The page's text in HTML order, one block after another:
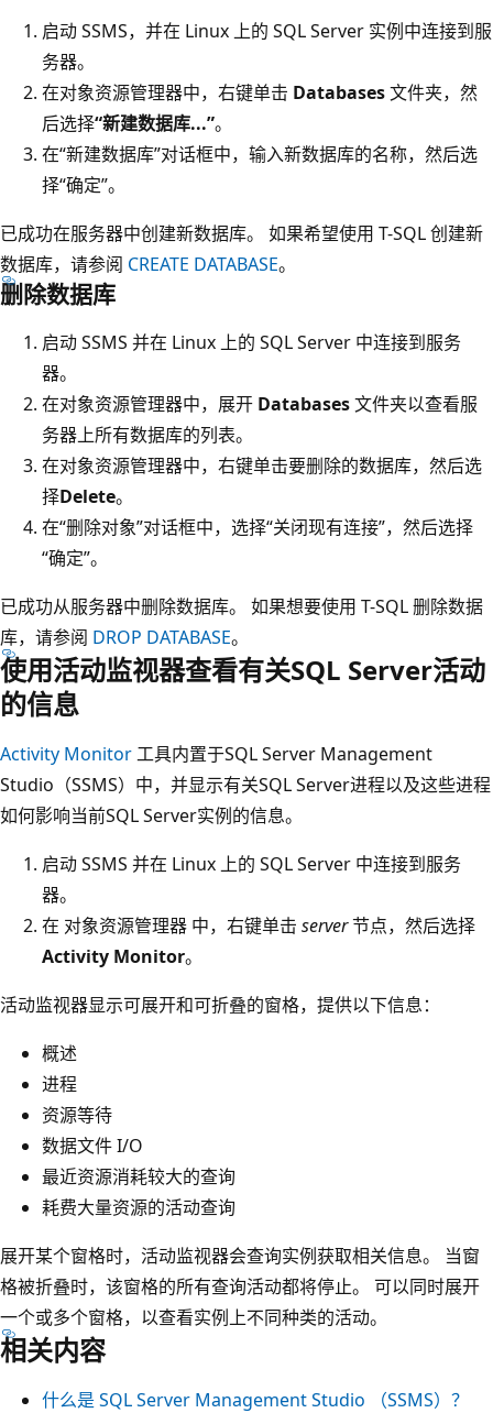
启动 SSMS，并在 Linux 上的 SQL Server 实例中连接到服
务器。
在对象资源管理器中，右键单击 Databases文件夹，然
后选择“新建数据库...”。
在“新建数据库”对话框中，输入新数据库的名称，然后选
择“确定”。
已成功在服务器中创建新数据库。 如果希望使用 T-SQL 创建新
数据库，请参阅 CREATE DATABASE。
删除数据库
启动 SSMS 并在 Linux 上的 SQL Server 中连接到服务
器。
在对象资源管理器中，展开 Databases文件夹以查看服
务器上所有数据库的列表。
在对象资源管理器中，右键单击要删除的数据库，然后选
择Delete。
在“删除对象”对话框中，选择“关闭现有连接”，然后选择
“确定”。
已成功从服务器中删除数据库。 如果想要使用 T-SQL 删除数据
库，请参阅 DROP DATABASE。
使用活动监视器查看有关SQL Server活动
的信息
Activity Monitor工具内置于SQL Server Management
Studio（SSMS）中，并显示有关SQL Server进程以及这些进程
如何影响当前SQL Server实例的信息。
启动 SSMS 并在 Linux 上的 SQL Server 中连接到服务
器。
在 对象资源管理器 中，右键单击 server节点，然后选择
Activity Monitor。
活动监视器显示可展开和可折叠的窗格，提供以下信息：
概述
进程
资源等待
数据文件 I/O
最近资源消耗较大的查询
耗费大量资源的活动查询
展开某个窗格时，活动监视器会查询实例获取相关信息。 当窗
格被折叠时，该窗格的所有查询活动都将停止。 可以同时展开
一个或多个窗格，以查看实例上不同种类的活动。
相关内容
什么是 SQL Server Management Studio （SSMS）？